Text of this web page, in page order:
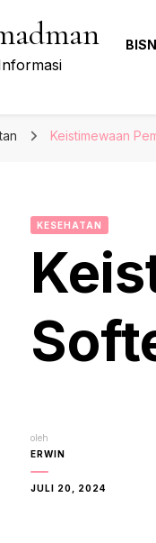
Keistimewaan
KESEHATAN
oleh
ERWIN
JULI 20, 2024